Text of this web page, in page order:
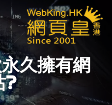
久擁有網
?